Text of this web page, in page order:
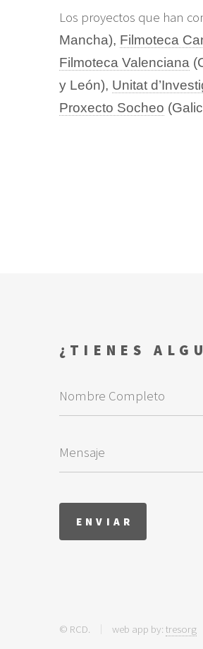
Los proyectos que han
Mancha), Filmoteca
Filmoteca Valenciana
y León), Unitat
Proxecto Socheo
¿TIENES
© RCD. web app by: tresorg